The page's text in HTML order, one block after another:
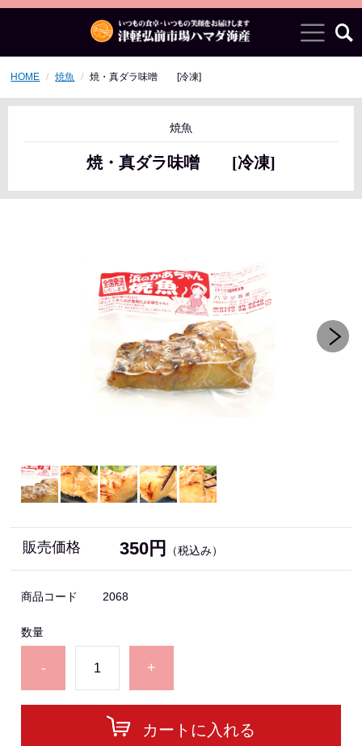
HOME 焼魚 焼・真ダラ味噌 [冷凍]
焼魚
焼・真ダラ味噌 [冷凍]
販売価格 350円 （税込み）
商品コード 2068
数量
- +
カートに入れる